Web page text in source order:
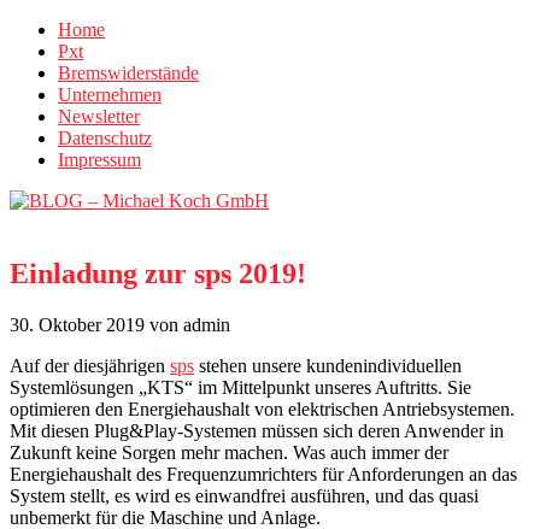
Home
Pxt
Bremswiderstände
Unternehmen
Newsletter
Datenschutz
Impressum
Einladung zur sps 2019!
30. Oktober 2019 von admin
Auf der diesjährigen sps stehen unsere kundenindividuellen
Systemlösungen „KTS“ im Mittelpunkt unseres Auftritts. Sie
optimieren den Energiehaushalt von elektrischen Antriebsystemen.
Mit diesen Plug&Play-Systemen müssen sich deren Anwender in
Zukunft keine Sorgen mehr machen. Was auch immer der
Energiehaushalt des Frequenzumrichters für Anforderungen an das
System stellt, es wird es einwandfrei ausführen, und das quasi
unbemerkt für die Maschine und Anlage.